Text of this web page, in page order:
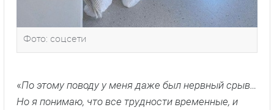
Фото: соцсети
«По этому поводу у меня даже был нервный срыв…
Но я понимаю, что все трудности временные, и